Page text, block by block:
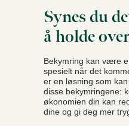
Synes du
å holde
Bekymring kan være
spesielt når det
er en løsning som
disse bekymringene:
økonomien din kan
dine og gi deg mer